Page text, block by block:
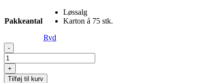
Pakkeantal
Løssalg
Karton á 75 stk.
Ryd
Sushi-/tapasfad
XXLarge
antal
-
+
Tilføj til kurv